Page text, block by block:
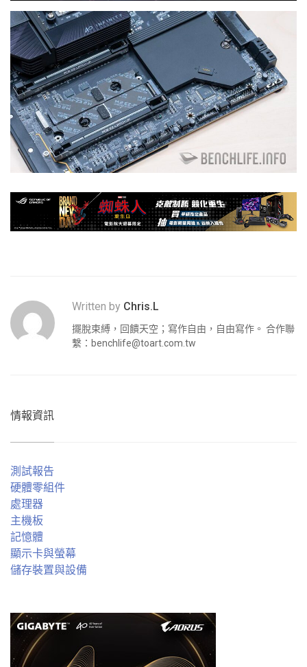
Written by Chris.L
擺脫束縛，回饋天空；寫作自由，自由寫作。 合作聯
繫： benchlife@toart.com.tw
情報資訊
測試報告
硬體零組件
處理器
主機板
記憶體
顯示卡與螢幕
儲存裝置與設備